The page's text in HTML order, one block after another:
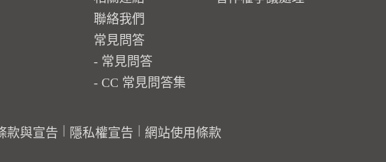
聯絡我們
常見問答
常見問答
CC 常見問答集
款與宣告 隱私權宣告 網站使用條款